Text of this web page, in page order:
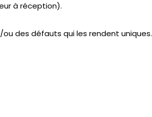
à réception).
des défauts qui les rendent uniques.